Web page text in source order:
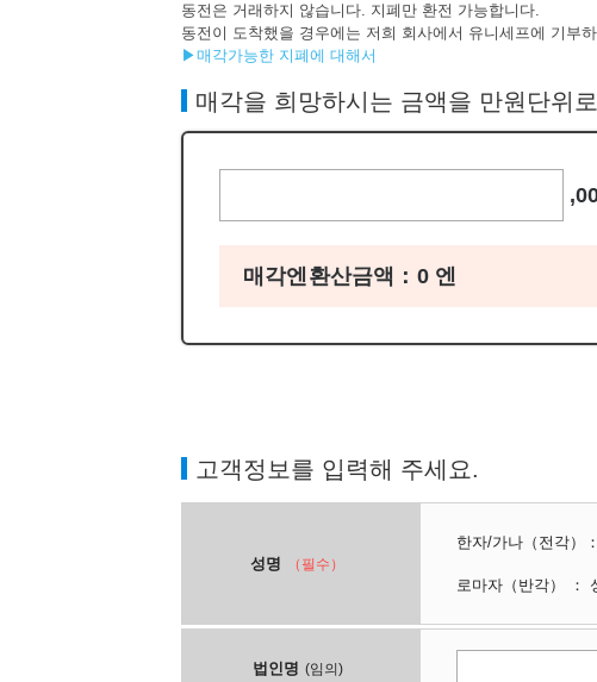
동전은 거래하지 않습니다. 지폐만 환전 가능합니다.
동전이 도착했을 경우에는 저희 회사에서 유니세프에 기부
▶매각가능한 지폐에 대해서
매각을 희망하시는 금액을 만원단위
매각엔환산금액： 0엔
고객정보를 입력해 주세요.
성명 （필수）
한자/가나 （전각） ：
로마자 （반각） ：
법인명 (임의)